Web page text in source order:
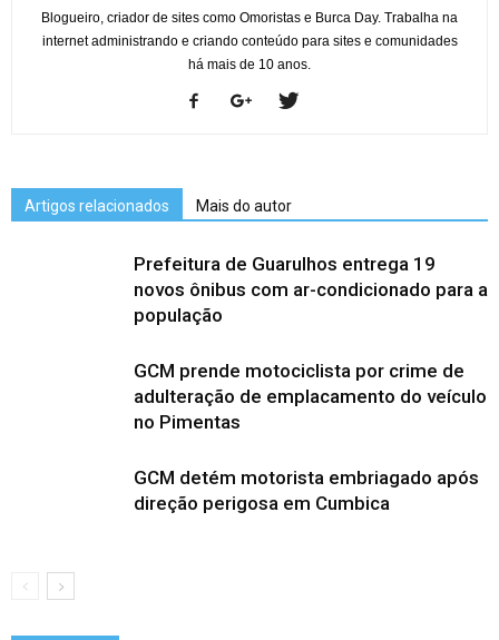
Blogueiro, criador de sites como Omoristas e Burca Day. Trabalha na
internet administrando e criando conteúdo para sites e comunidades
há mais de 10 anos.
Artigos relacionados Mais do autor
Prefeitura de Guarulhos entrega 19
novos ônibus com ar-condicionado para a
população
GCM prende motociclista por crime de
adulteração de emplacamento do veículo
no Pimentas
GCM detém motorista embriagado após
direção perigosa em Cumbica